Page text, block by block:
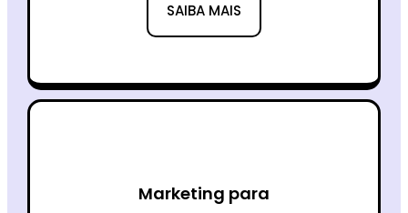
SAIBA MAIS
Marketing para